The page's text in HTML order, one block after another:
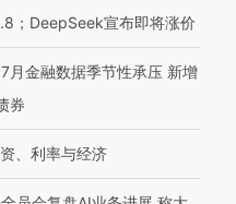
；DeepSeek宣布即将涨价
月金融数据季节性承压 新增
券
、利率与经济